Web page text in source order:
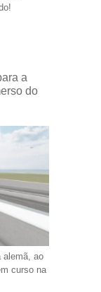
a
do
alemã, ao
curso na